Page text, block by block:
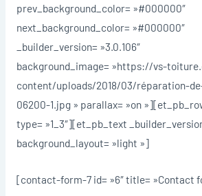
prev_background_color= »#000000″
next_background_color= »#000000″
_builder_version= »3.0.106″
background_image= »https://vs-
content/uploads/2018/03/réparation-
06200-1.jpg » parallax= »on
type= »1_3″][et_pb_text
background_layout= »light »]
[contact-form-7 id= »6″ title= »Contact